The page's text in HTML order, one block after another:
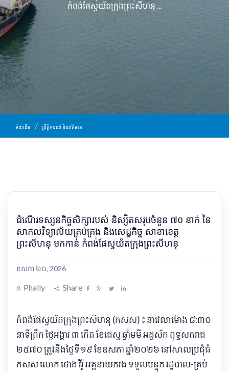
កំពង់ផែស្វយ័តក្រុងព្រះសីហនុ ...
ទំព័រដើម ព្រឹត្តិការណ៍ និងព័ត៌មាន
ដំណើរទស្សនកិច្ចសិក្សារបស់ និស្សិតសរុបចំនួន ៧០ នាក់ នៃ
សាកលវិទ្យាល័យគ្រប់គ្រង និងសេដ្ឋកិច្ច សាខាខេត្ត
ព្រះសីហនុ មកកាន់ កំពង់ផែស្វយ័តក្រុងព្រះសីហនុ
ឧសភា ២០, 2026
Phally Share
កំពង់ផែស្វយ័តក្រុងព្រះសីហនុ (កសស) ៖ នាវេលាម៉ោង ៨:៣០
នាទីព្រឹក ថ្ងៃអង្គារ ៣ កើត ខែជេស្ឋ ឆ្នាំមមី អដ្ឋស័ក ពុទ្ធសករាជ
២៥៧០ ត្រូវនឹងថ្ងៃទី១៩ ខែឧសភា ឆ្នាំ២០២៦ នៅសាលប្រជុំធំ
កសស លោក ថោង វីរ៉ូ អគ្គនាយករង ទទួលបន្ទុក រដ្ឋបាល-គ្រប់